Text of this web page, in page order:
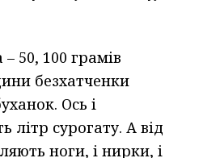
50, 100 грамів
безхатченки
Ось і
літр сурогату. А від
ноги, і нирки, і